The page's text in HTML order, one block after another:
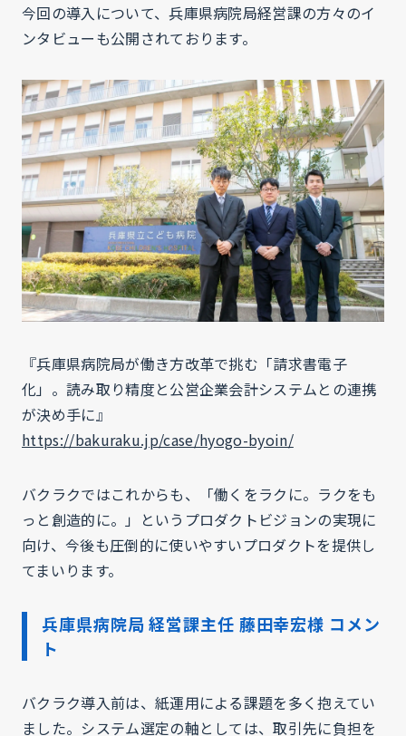
今回の導入について、兵庫県病院局経営課の方々のイ
ンタビューも公開されております。
『兵庫県病院局が働き方改革で挑む「請求書電子
化」。読み取り精度と公営企業会計システムとの連携
が決め手に』
https://bakuraku.jp/case/hyogo-byoin/
バクラクではこれからも、「働くをラクに。ラクをも
っと創造的に。」というプロダクトビジョンの実現に
向け、今後も圧倒的に使いやすいプロダクトを提供し
てまいります。
兵庫県病院局 経営課主任 藤田幸宏様 コメン
ト
バクラク導入前は、紙運用による課題を多く抱えてい
ました。システム選定の軸としては、取引先に負担を